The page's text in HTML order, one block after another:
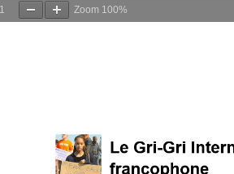
1 Zoom 100%